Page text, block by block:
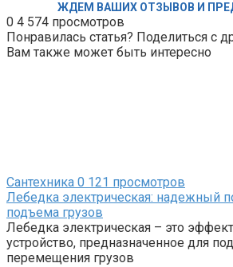
ЖДЕМ ВАШИХ ОТЗЫВОВ И
0 4 574 просмотров
Понравилась статья? Поделиться с
Вам также может быть интересно
Сантехника 0 121 просмотров
Лебедка электрическая: надежный
подъема грузов
Лебедка электрическая – это
устройство, предназначенное для
перемещения грузов